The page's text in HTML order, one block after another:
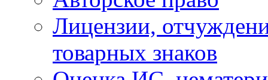
Лицензии,
товарных знаков